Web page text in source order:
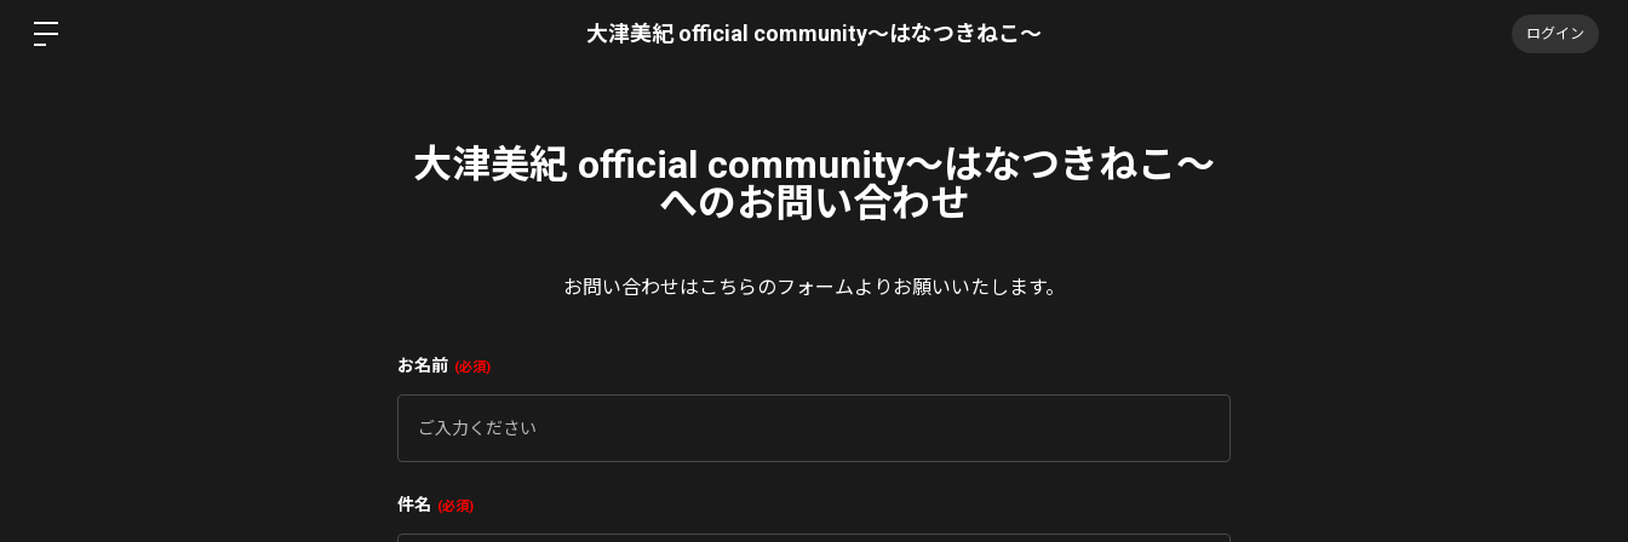
大津美紀 official community〜はなつきねこ〜 ログイン
大津美紀 official community〜はなつきねこ〜
へのお問い合わせ
お問い合わせはこちらのフォームよりお願いいたします。
お名前 必須
件名 必須